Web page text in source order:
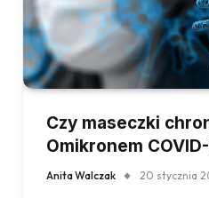
Czy maseczki
Omikronem
Anita Walczak 20 stycznia